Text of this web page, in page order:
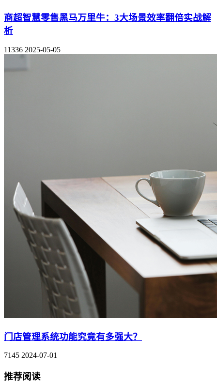
商超智慧零售黑马万里牛：3大场景效率翻倍实战解
析
11336 2025-05-05
门店管理系统功能究竟有多强大？
7145 2024-07-01
推荐阅读